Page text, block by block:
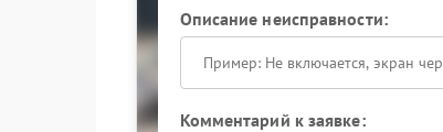
Описание неисправности:
Комментарий к заявке: